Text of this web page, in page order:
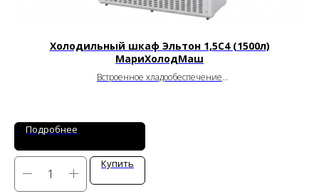
Холодильный шкаф Эльтон 1,5С4 (1500л)
МариХолодМаш
Встроенное хладообеспечение
Высота: 1960 мм
Подробнее
Купить